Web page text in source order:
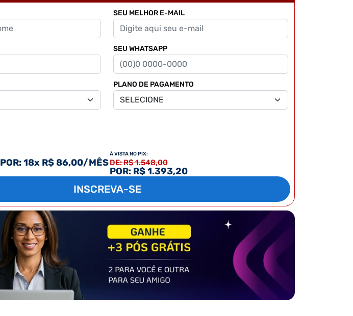
SEU MELHOR E-MAIL
SEU WHATSAPP
PLANO DE PAGAMENTO
POR: 18x R$ 86,00/MÊS
À VISTA NO PIX:
DE: R$ 1.548,00
POR: R$ 1.393,20
INSCREVA-SE